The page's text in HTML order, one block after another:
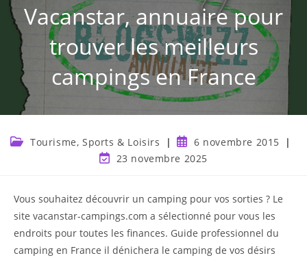
Vacanstar, annuaire pour
trouver les meilleurs
campings en France
Tourisme, Sports & Loisirs
6 novembre 2015
23 novembre 2025
Vous souhaitez découvrir un camping pour vos sorties ? Le
site vacanstar-campings.com a sélectionné pour vous les
endroits pour toutes les finances. Guide professionnel du
camping en France il dénichera le camping de vos désirs